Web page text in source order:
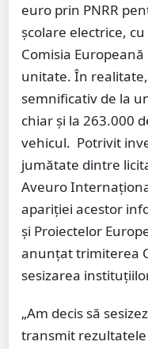
euro prin PNRR
școlare electrice,
Comisia
unitate. În
semnificativ de la
chiar și la 263.000
vehicul. Potrivit
jumătate dintre
Aveuro
apariției acestor
și Proiectelor
anunțat trimiterea
sesizarea
„Am decis să
transmit